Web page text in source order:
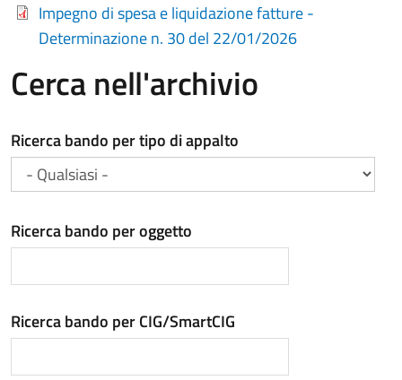
Impegno di spesa e liquidazione fatture -
Determinazione n. 30 del 22/01/2026
Cerca nell'archivio
Ricerca bando per tipo di appalto
Ricerca bando per oggetto
Ricerca bando per CIG/SmartCIG